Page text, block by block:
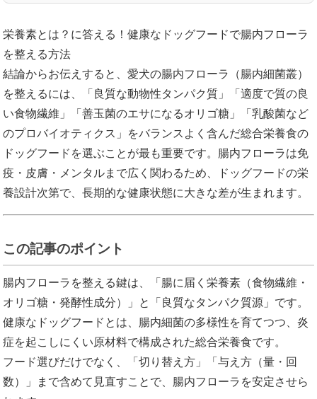
栄養素とは？に答える！健康なドッグフードで腸内フローラ
を整える方法
結論からお伝えすると、愛犬の腸内フローラ（腸内細菌叢）
を整えるには、「良質な動物性タンパク質」「適度で質の良
い食物繊維」「善玉菌のエサになるオリゴ糖」「乳酸菌など
のプロバイオティクス」をバランスよく含んだ総合栄養食の
ドッグフードを選ぶことが最も重要です。腸内フローラは免
疫・皮膚・メンタルまで広く関わるため、ドッグフードの栄
養設計次第で、長期的な健康状態に大きな差が生まれます。
この記事のポイント
腸内フローラを整える鍵は、「腸に届く栄養素（食物繊維・
オリゴ糖・発酵性成分）」と「良質なタンパク質源」です。
健康なドッグフードとは、腸内細菌の多様性を育てつつ、炎
症を起こしにくい原材料で構成された総合栄養食です。
フード選びだけでなく、「切り替え方」「与え方（量・回
数）」まで含めて見直すことで、腸内フローラを安定させら